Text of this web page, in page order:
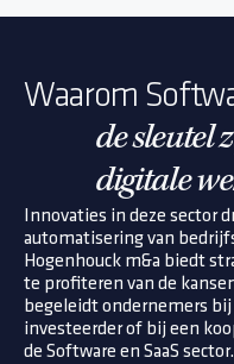
Waarom
de sleutel
digitale
Innovaties in deze sector
automatisering van
Hogenhouck m&a biedt
te profiteren van de
begeleidt ondernemers
investeerder of bij een
de Software en SaaS sector.